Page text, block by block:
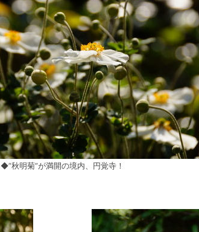
◆”秋明菊”が満開の境内、円覚寺！